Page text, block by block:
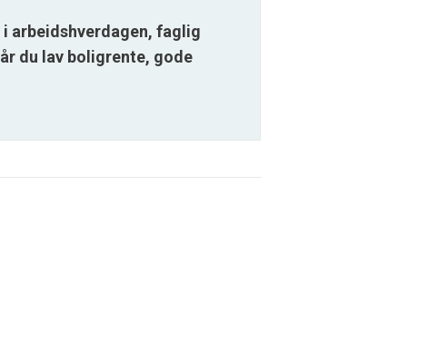
arbeidshverdagen, faglig
du lav boligrente, gode